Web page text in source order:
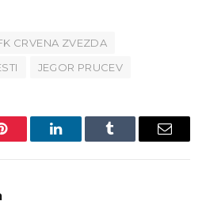
CRVENA ZVEZDA
JEGOR PRUCEV
Pinterest LinkedInTumblr Email